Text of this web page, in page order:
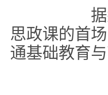
据悉，
思政课的首
通基础教育